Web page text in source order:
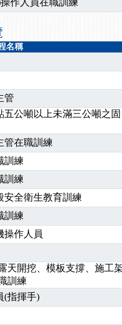
，課程意見蒐集~
式百百種？專業講師帶您判斷
風來襲，若遇停班停課消息 補
導課程看這邊推出囉～～
程推出公告！
進修自我？課程百百種選擇好
主任」、「隧道等襯砌作業主
核心職能系列課程資訊
作人員在職訓練
名稱
管
五公噸以上未滿三公噸之固
管在職訓練
訓練
訓練
安全衛生教育訓練
訓練
操作人員
天開挖、模板支撐、施工
訓練
(指揮手)